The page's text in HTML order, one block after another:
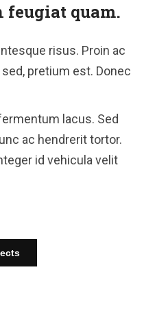
quam.
risus. Proin ac
pretium est. Donec
lacus. Sed
ac hendrerit tortor.
id vehicula velit